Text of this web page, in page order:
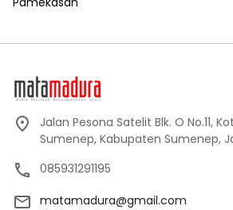
Jalan Pesona Satelit Blk. O No.11,
Sumenep, Kabupaten Sumenep,
085931291195
matamadura@gmail.com